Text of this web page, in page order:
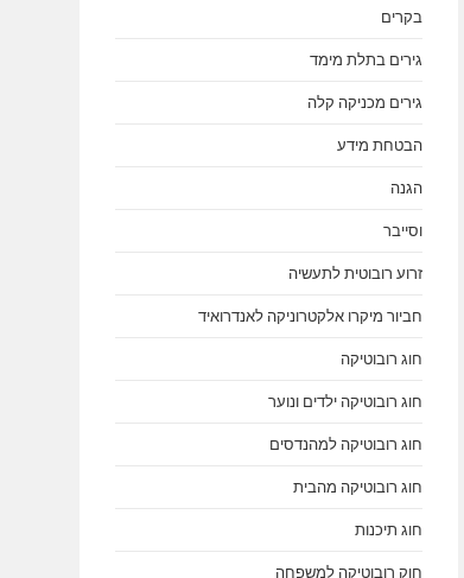
בקרים
גירים בתלת מימד
גירים מכניקה קלה
הבטחת מידע
הגנה
וסייבר
זרוע רובוטית לתעשיה
חביור מיקרו אלקטרוניקה לאנדרואיד
חוג רובוטיקה
חוג רובוטיקה ילדים ונוער
חוג רובוטיקה למהנדסים
חוג רובוטיקה מהבית
חוג תיכנות
חוק רובוטיקה למשפחה